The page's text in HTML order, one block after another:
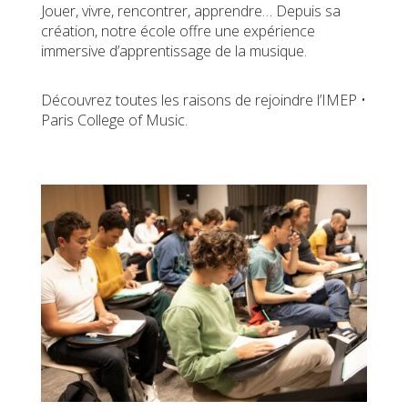
Jouer, vivre, rencontrer, apprendre… Depuis sa
création, notre école offre une expérience
immersive d’apprentissage de la musique.
Découvrez toutes les raisons de rejoindre l’IMEP •
Paris College of Music.